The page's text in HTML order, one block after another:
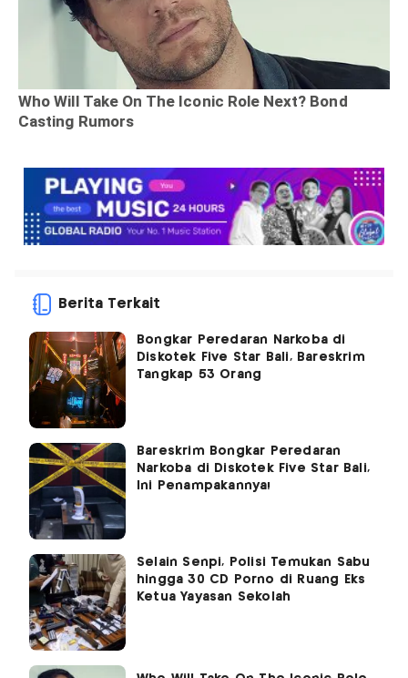
Berita Terkait
Bongkar Peredaran Narkoba di
Diskotek Five Star Bali, Bareskrim
Tangkap 53 Orang
Bareskrim Bongkar Peredaran
Narkoba di Diskotek Five Star Bali,
Ini Penampakannya!
Selain Senpi, Polisi Temukan Sabu
hingga 30 CD Porno di Ruang Eks
Ketua Yayasan Sekolah